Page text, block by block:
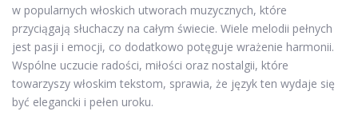
w popularnych włoskich utworach muzycznych, które
przyciągają słuchaczy na całym świecie. Wiele melodii pełnych
jest pasji i emocji, co dodatkowo potęguje wrażenie harmonii.
Wspólne uczucie radości, miłości oraz nostalgii, które
towarzyszy włoskim tekstom, sprawia, że język ten wydaje się
być elegancki i pełen uroku.